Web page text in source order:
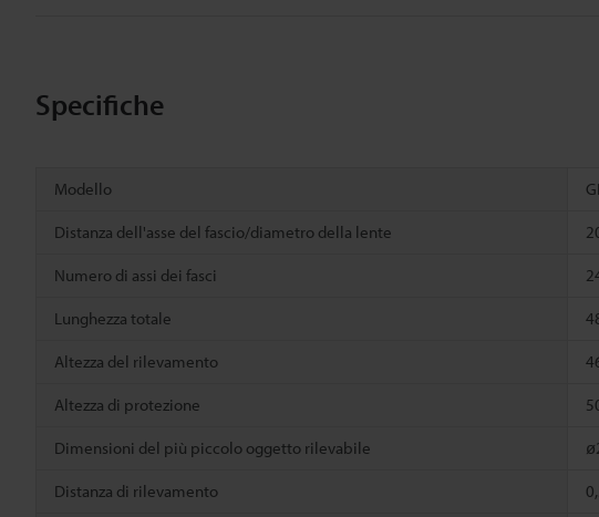
Specifiche
Modello
Distanza dell'asse del fascio/diametro della lente
Numero di assi dei fasci
Lunghezza totale
Altezza del rilevamento
Altezza di protezione
Dimensioni del più piccolo oggetto rilevabile
Distanza di rilevamento